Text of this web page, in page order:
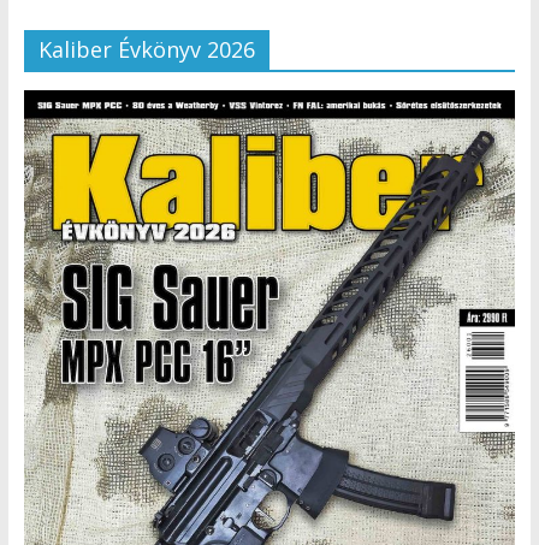
Kaliber Évkönyv 2026